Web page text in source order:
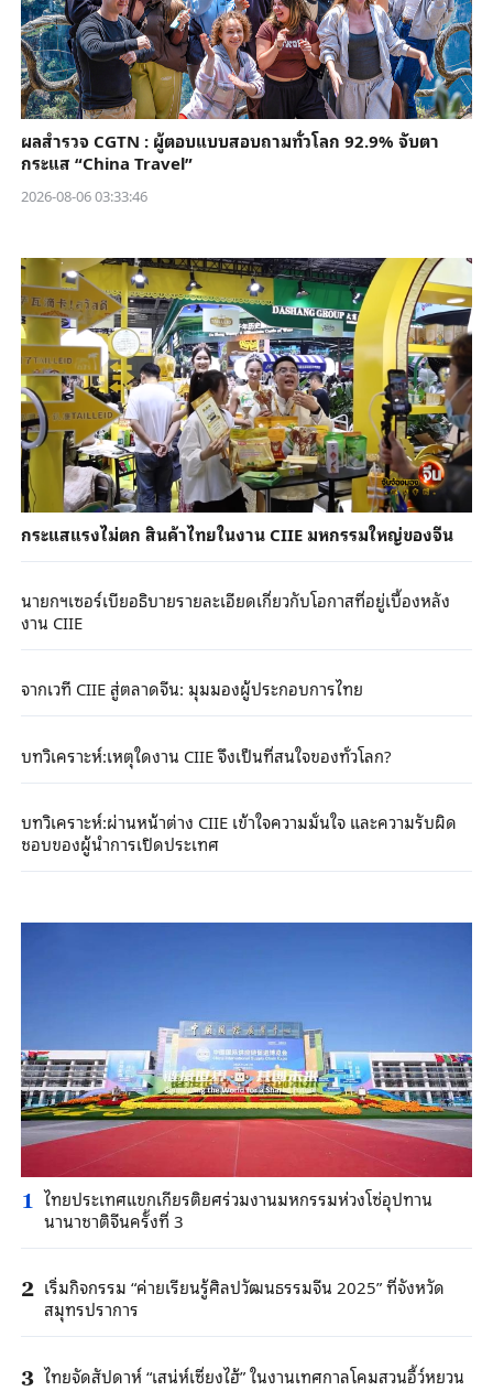
ผลสำรวจ CGTN : ผู้ตอบแบบสอบถามทั่วโลก 92.9% จับตา
กระแส “China Travel”
2026-08-06 03:33:46
กระแสแรงไม่ตก สินค้าไทยในงาน CIIE มหกรรมใหญ่ของจีน
นายกฯเซอร์เบียอธิบายรายละเอียดเกี่ยวกับโอกาสที่อยู่เบื้องหลัง
งาน CIIE
จากเวที CIIE สู่ตลาดจีน: มุมมองผู้ประกอบการไทย
บทวิเคราะห์:เหตุใดงาน CIIE จึงเป็นที่สนใจของทั่วโลก?
บทวิเคราะห์:ผ่านหน้าต่าง CIIE เข้าใจความมั่นใจ และความรับผิด
ชอบของผู้นำการเปิดประเทศ
1 ไทยประเทศแขกเกียรติยศร่วมงานมหกรรมห่วงโซ่อุปทาน
นานาชาติจีนครั้งที่ 3
2 เริ่มกิจกรรม “ค่ายเรียนรู้ศิลปวัฒนธรรมจีน 2025” ที่จังหวัด
สมุทรปราการ
3 ไทยจัดสัปดาห์ “เสน่ห์เซี่ยงไฮ้” ในงานเทศกาลโคมสวนอี้ว์หยวน